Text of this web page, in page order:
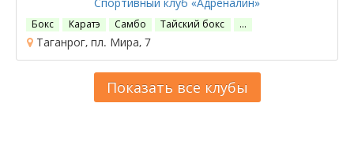
Бокс Каратэ Самбо Тайский бокс …
Таганрог, пл. Мира, 7
Показать все клубы